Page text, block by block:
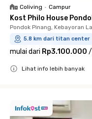
Coliving • Campur
Kost Philo House
Pondok Pinang, Kebayoran
5.8 km dari titan center
mulai dari Rp3.100.000 /
Lihat info lebih banyak